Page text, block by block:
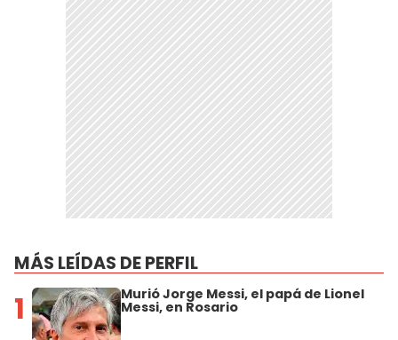
MÁS LEÍDAS DE PERFIL
1 Murió Jorge Messi, el papá de Lionel
Messi, en Rosario